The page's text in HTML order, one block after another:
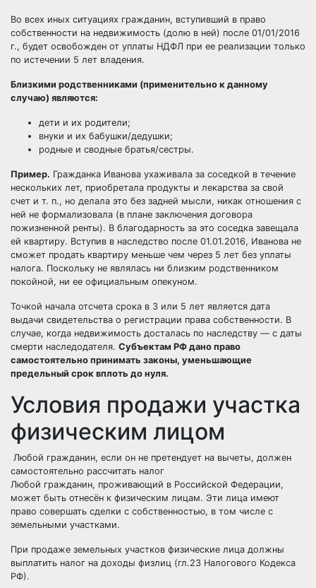
Во всех иных ситуациях гражданин, вступивший в право
собственности на недвижимость (долю в ней) после 01/01/2016
г., будет освобожден от уплаты НДФЛ при ее реализации только
по истечении 5 лет владения.
Близкими родственниками (применительно к данному
случаю) являются:
дети и их родители;
внуки и их бабушки/дедушки;
родные и сводные братья/сестры.
Пример. Гражданка Иванова ухаживала за соседкой в течение
нескольких лет, приобретала продукты и лекарства за свой
счет и т. п., но делала это без задней мысли, никак отношения с
ней не формализовала (в плане заключения договора
пожизненной ренты). В благодарность за это соседка завещала
ей квартиру. Вступив в наследство после 01.01.2016, Иванова не
сможет продать квартиру меньше чем через 5 лет без уплаты
налога. Поскольку не являлась ни близким родственником
покойной, ни ее официальным опекуном.
Точкой начала отсчета срока в 3 или 5 лет является дата
выдачи свидетельства о регистрации права собственности. В
случае, когда недвижимость досталась по наследству — с даты
смерти наследодателя. Субъектам РФ дано право
самостоятельно принимать законы, уменьшающие
предельный срок вплоть до нуля.
Условия продажи участка
физическим лицом
Любой гражданин, если он не претендует на вычеты, должен
самостоятельно рассчитать налог
Любой гражданин, проживающий в Российской Федерации,
может быть отнесён к физическим лицам. Эти лица имеют
право совершать сделки с собственностью, в том числе с
земельными участками.
При продаже земельных участков физические лица должны
выплатить налог на доходы физлиц (гл.23 Налогового Кодекса
РФ).